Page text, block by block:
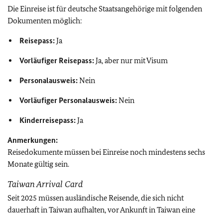
Die Einreise ist für deutsche Staatsangehörige mit folgenden
Dokumenten möglich:
Reisepass:Ja
Vorläufiger Reisepass:Ja, aber nur mit Visum
Personalausweis:Nein
Vorläufiger Personalausweis:Nein
Kinderreisepass:Ja
Anmerkungen:
Reisedokumente müssen bei Einreise noch mindestens sechs
Monate gültig sein.
Taiwan Arrival Card
Seit 2025 müssen ausländische Reisende, die sich nicht
dauerhaft in Taiwan aufhalten, vor Ankunft in Taiwan eine